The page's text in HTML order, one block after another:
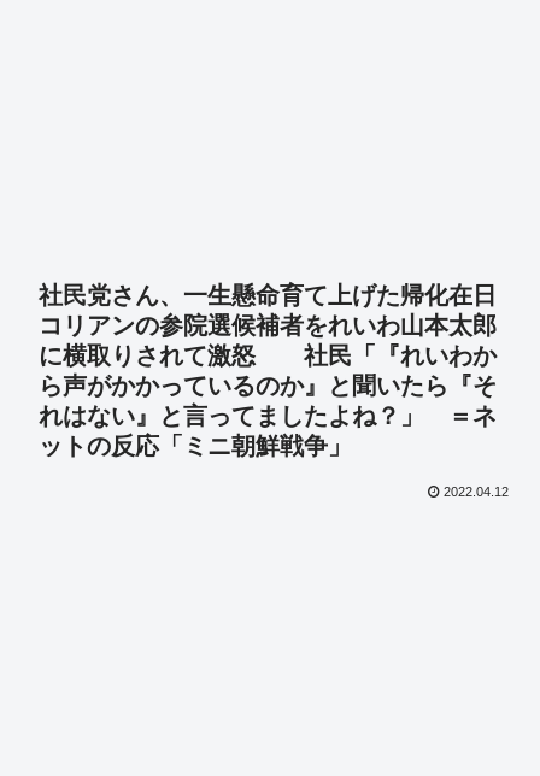
社民党さん、一生懸命育て上げた帰化在日
コリアンの参院選候補者をれいわ山本太郎
に横取りされて激怒 社民「『れいわか
ら声がかかっているのか』と聞いたら『そ
れはない』と言ってましたよね？」 ＝ネ
ットの反応「ミニ朝鮮戦争」
2022.04.12